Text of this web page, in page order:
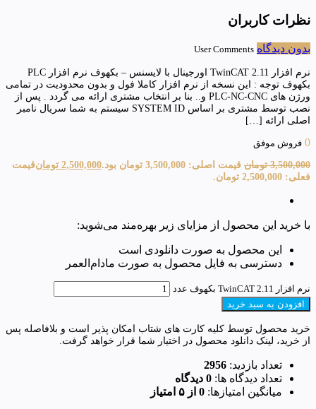
نظرات کاربران
بدون دیدگاه User Comments
نرم افزار TwinCAT 2.11 اورجینال با لایسنس – بکهوف نرم افزار PLC
بکهوف توجه : این نسخه از نرم افزار کاملا فول و بدون محدودیت در تمامی
ورژن های PLC-NC-CNC و.. بنا بر انتخاب مشتری ارائه می گردد . پس از
نصب توسط مشتری بر اساس SYSTEM ID سیستم به شما سریال نامبر
اصلی ارائه […]
0 فروش موفق
3,500,000 تومان قیمت اصلی: 3,500,000 تومان بود. 2,500,000 تومانقیمت
فعلی: 2,500,000 تومان.
با خرید این محصول از مزایای زیر بهره‌مند می‌شوید:
این محصول به صورت دانلودی است
دسترسی به فایل محصول به صورت مادام‌العمر
نرم افزار TwinCAT 2.11 بکهوف عدد
افزودن به سبد خرید
خرید محصول توسط کلیه کارت های شتاب امکان پذیر است و بلافاصله پس
از خرید، لینک دانلود محصول در اختیار شما قرار خواهد گرفت.
تعداد بازدید: 2956
تعداد دیدگاه ها: 0 دیدگاه
میانگین امتیازها: 0 از ۵ امتیاز